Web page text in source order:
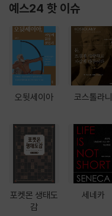
예스24 핫 이슈
오뒷세이아
포켓몬 생태도
감
코스톨라니
세네카